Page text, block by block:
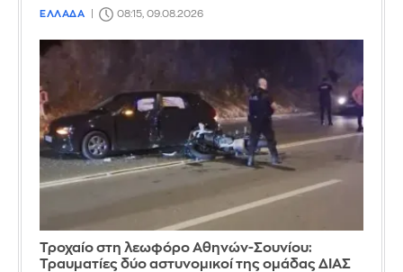
ΕΛΛΑΔΑ 08:15, 09.08.2026
Τροχαίο στη λεωφόρο Αθηνών-Σουνίου:
Τραυματίες δύο αστυνομικοί της ομάδας ΔΙΑΣ